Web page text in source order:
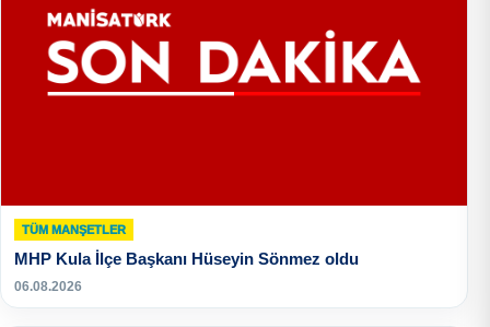
TÜM MANŞETLER
MHP Kula İlçe Başkanı Hüseyin Sönmez oldu
06.08.2026